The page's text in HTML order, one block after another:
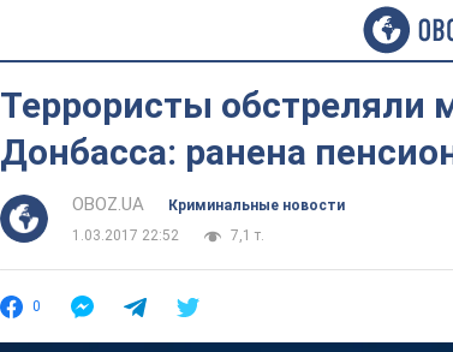
Террористы обстреляли
Донбасса: ранена
OBOZ.UA
Криминальные новости
1.03.2017 22:52
7,1 т.
0